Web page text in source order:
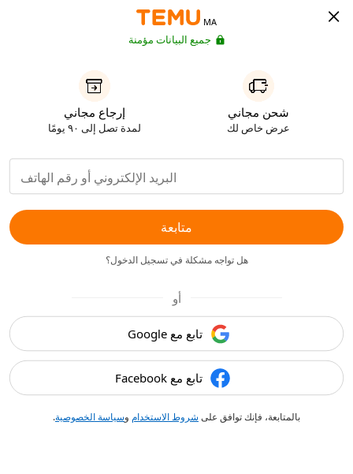
MA
جميع البيانات مؤمنة
شحن مجاني
عرض خاص لك
إرجاع مجاني
لمدة تصل إلى ٩٠ يومًا
متابعة
هل تواجه مشكلة في تسجيل الدخول؟
أو
تابع مع Google
تابع مع Facebook
بالمتابعة، فإنك توافق على شروط الاستخدام وسياسة الخصوصية.